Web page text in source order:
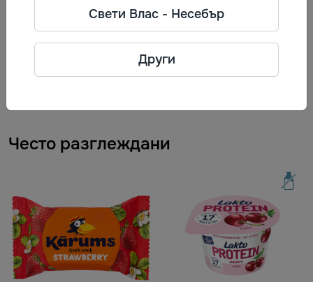
RĪGAS PIENA KOMBINĀTS
Телефон: +371 80001110
Често разглеждани
Свети Влас - Несебър
Други